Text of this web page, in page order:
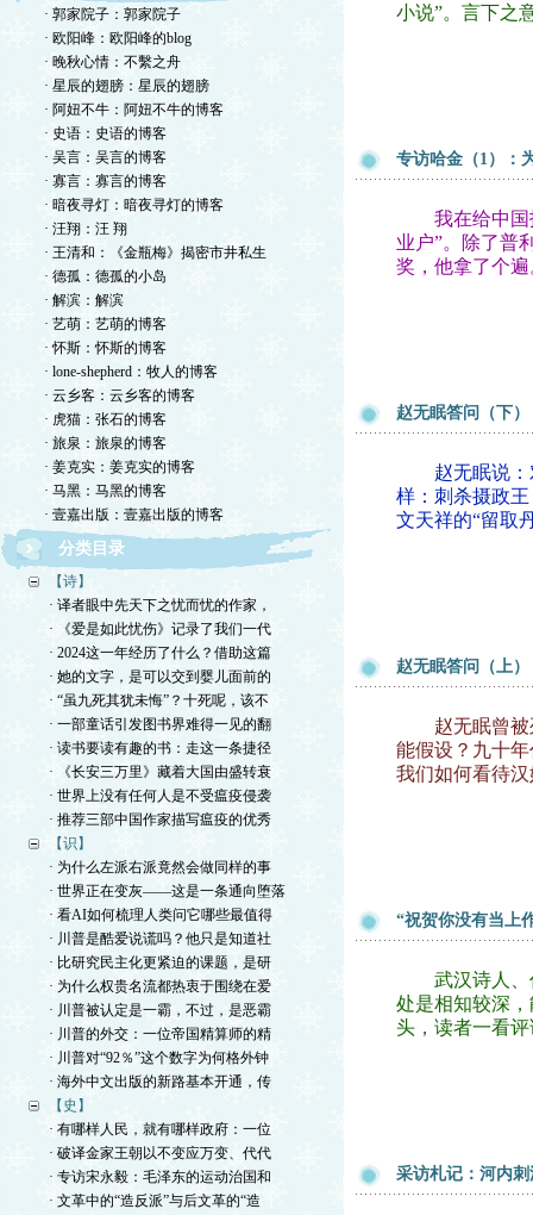
· 郭家院子：郭家院子
· 欧阳峰：欧阳峰的blog
· 晚秋心情：不繫之舟
· 星辰的翅膀：星辰的翅膀
· 阿妞不牛：阿妞不牛的博客
· 史语：史语的博客
· 吴言：吴言的博客
· 寡言：寡言的博客
· 暗夜寻灯：暗夜寻灯的博客
· 汪翔：汪 翔
· 王清和：《金瓶梅》揭密市井私生
· 德孤：德孤的小岛
· 解滨：解滨
· 艺萌：艺萌的博客
· 怀斯：怀斯的博客
· lone-shepherd：牧人的博客
· 云乡客：云乡客的博客
· 虎猫：张石的博客
· 旅泉：旅泉的博客
· 姜克实：姜克实的博客
· 马黑：马黑的博客
· 壹嘉出版：壹嘉出版的博客
分类目录
【诗】
· 译者眼中先天下之忧而忧的作家，
· 《爱是如此忧伤》记录了我们一代
· 2024这一年经历了什么？借助这篇
· 她的文字，是可以交到婴儿面前的
· “虽九死其犹未悔”？十死呢，该不
· 一部童话引发图书界难得一见的翻
· 读书要读有趣的书：走这一条捷径
· 《长安三万里》藏着大国由盛转衰
· 世界上没有任何人是不受瘟疫侵袭
· 推荐三部中国作家描写瘟疫的优秀
【识】
· 为什么左派右派竟然会做同样的事
· 世界正在变灰——这是一条通向堕落
· 看AI如何梳理人类问它哪些最值得
· 川普是酷爱说谎吗？他只是知道社
· 比研究民主化更紧迫的课题，是研
· 为什么权贵名流都热衷于围绕在爱
· 川普被认定是一霸，不过，是恶霸
· 川普的外交：一位帝国精算师的精
· 川普对“92％”这个数字为何格外钟
· 海外中文出版的新路基本开通，传
【史】
· 有哪样人民，就有哪样政府：一位
· 破译金家王朝以不变应万变、代代
· 专访宋永毅：毛泽东的运动治国和
· 文革中的“造反派”与后文革的“造
小说”。言下之
专访哈金（1）：
我在给中国报
业户”。除了普
奖，他拿了个
赵无眠答问（下
赵无眠说：对
样：刺杀摄政
文天祥的“留取
赵无眠答问（上
赵无眠曾被列
能假设？九十
我们如何看待
“祝贺你没有当上
武汉诗人、作
处是相知较深
头，读者一看
采访札记：河内